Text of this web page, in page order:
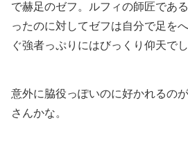
で赫足のゼフ。ルフィの師匠であ
ったのに対してゼフは自分で足を
ぐ強者っぷりにはびっくり仰天でし
意外に脇役っぽいのに好かれるの
さんかな。